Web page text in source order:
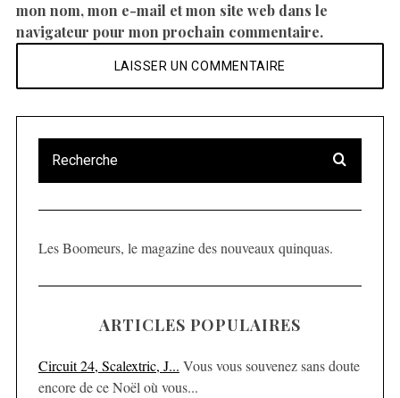
mon nom, mon e-mail et mon site web dans le
navigateur pour mon prochain commentaire.
Les Boomeurs, le magazine des nouveaux quinquas.
ARTICLES POPULAIRES
Circuit 24, Scalextric, J... Vous vous souvenez sans doute
encore de ce Noël où vous...